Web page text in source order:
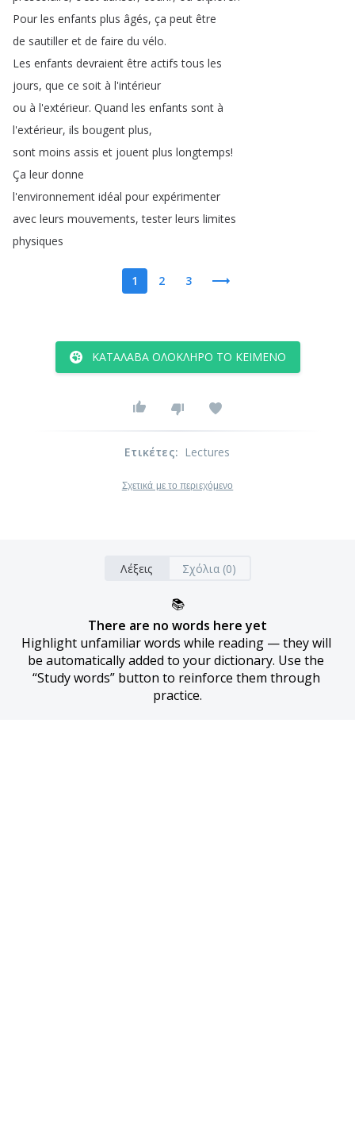
Pour les enfants plus âgés, ça peut être
de sautiller et de faire du vélo.
Les enfants devraient être actifs tous les
jours, que ce soit à l'intérieur
ou à l'extérieur. Quand les enfants sont à
l'extérieur, ils bougent plus,
sont moins assis et jouent plus longtemps!
Ça leur donne
l'environnement idéal pour expérimenter
avec leurs mouvements,tester leurs limites
physiques
1 2 3
ΚΑΤΆΛΑΒΑ ΟΛΌΚΛΗΡΟ ΤΟ ΚΕΊΜΕΝΟ
Ετικέτες: Lectures
Σχετικά με το περιεχόμενο
Λέξεις Σχόλια (0)
📚
There are no words here yet
Highlight unfamiliar words while reading — they will
be automatically added to your dictionary. Use the
“Study words” button to reinforce them through
practice.